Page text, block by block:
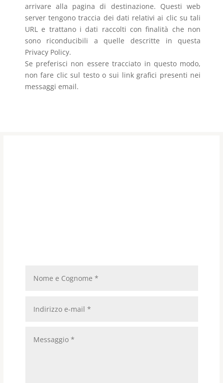
arrivare alla pagina di destinazione. Questi web
server tengono traccia dei dati relativi ai clic su tali
URL e trattano i dati raccolti con finalità che non
sono riconducibili a quelle descritte in questa
Privacy Policy.
Se preferisci non essere tracciato in questo modo,
non fare clic sul testo o sui link grafici presenti nei
messaggi email.